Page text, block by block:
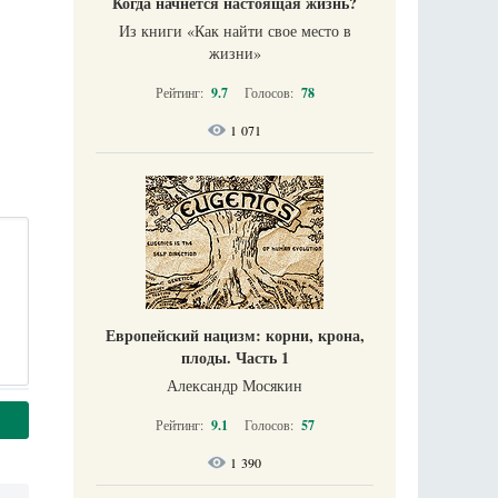
Из книги «Как найти свое место в
жизни​»
Рейтинг: 9.7 Голосов: 78
1 071
Европейский нацизм: корни, крона,
плоды. Часть 1
Александр Мосякин
Рейтинг: 9.1 Голосов: 57
1 390